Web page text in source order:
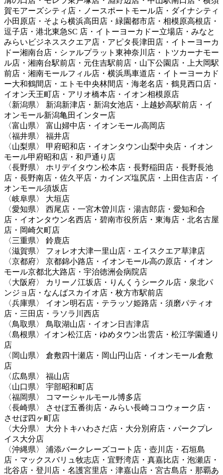
賀モアーズシティ店・ノースポートモール店・ダイナシティ
小田原店・そよら横浜高田店・緑園都市店・相模原高根店・
逗子店・港北東急SC 店・イトーヨーカドー立場店・みなと
みらいビジネススクエア店・アピタ長津田店・イトーヨーカ
ドー湘南台店・シァルプラット東神奈川店・トツカーナモー
ル店・湘南台駅前店・元住吉駅前店・山下公園店・上大岡駅
前店・湘南モールフィル店・横浜馬車道店・イトーヨーカド
ー大和鶴間店・エトモ中央林間店・海老名店・鶴見西口店・
イオン天王町店・アリオ橋本店・イオン相模原店
〈新潟県〉 新潟新津店・新潟女池店・上越妙高駅前店・イ
オンモール新潟亀田インター店
〈富山県〉 富山婦中店・イオンモール高岡店
〈福井県〉 福井店
〈山梨県〉 甲府昭和店・イオンタウン山梨中央店・イオン
モール甲府昭和店・和戸通り店
〈長野県〉 ホリデイタウン松本店・長野稲田店・長野長池
店・長野南店・佐久平店・カインズ塩尻店・上田住吉店・イ
オンモール須坂店
〈岐阜県〉 大垣店
〈愛知県〉 西尾店・一宮木曽川店・湯吉郎店・愛知和合
店・イオンタウン名西店・碧南市役所店・東海店・北名古屋
店・岡崎欠町店
〈三重県〉 鈴鹿店
〈滋賀県〉 フォレオ大津一里山店・エイスクエア草津店
〈京都府〉 京都錦小路店・イオンモール高の原店・イオン
モール京都北大路店・宇治徳洲会病院店
〈大阪府〉 カリーノ江坂店・りんくうシークル店・泉北パ
ンジョ店・なんばスカイオ店・枚方市駅前店
〈兵庫県〉 イオン明石店・テラッソ姫路店・須磨パティオ
店・三田店・ラソラ川西店
〈鳥取県〉 鳥取湖山店・イオン日吉津店
〈島根県〉イオン松江店・ゆめタウン出雲店・松江学園通り
店
〈岡山県〉 倉敷四十瀬店・岡山円山店・イオンモール倉敷
店
〈広島県〉 福山店
〈山口県〉 宇部昭和町店
〈福岡県〉 コマーシャルモール博多店
〈長崎県〉 させぼ五番街店・みらい長崎ココウォーク店・
させぼ四ヶ町店
〈大分県〉 大分トキハわさだ店・大分別府店・パークプレ
イス大分店
〈沖縄県〉 浦添バークレーズコート店・壺川店・石垣島
店・マックスバリュ牧志店・宜野湾店・真嘉比店・泡瀬店・
北谷店・登川店・名護宮里店・津嘉山店・宮古島店・那覇あ